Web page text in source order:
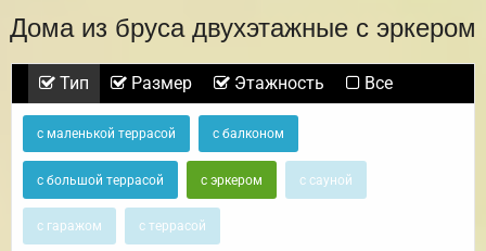
Дома из бруса двухэтажные с эркером
Тип Размер Этажность Все
с маленькой террасой с балконом
с большой террасой с эркером с сауной
с гаражом с террасой